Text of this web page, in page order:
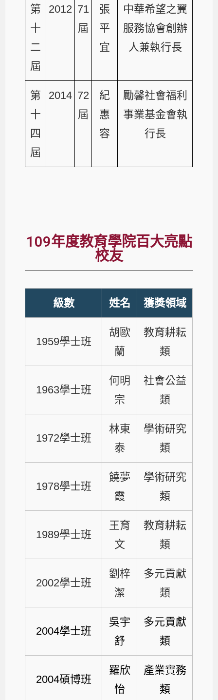
第
十
二
屆
2012 71
屆
張
平
宜
中華希望之翼
服務協會創辦
人兼執行長
第
十
四
屆
2014 72
屆
紀
惠
容
勵馨社會福利
事業基金會執
行長
109年度教育學院百大亮點
校友
級數 姓名 獲獎領域
1959學士班
胡歐
蘭
教育耕耘
類
1963學士班
何明
宗
社會公益
類
1972學士班
林東
泰
學術研究
類
1978學士班
饒夢
霞
學術研究
類
1989學士班
王育
文
教育耕耘
類
2002學士班
劉梓
潔
多元貢獻
類
2004學士班
吳宇
舒
多元貢獻
類
2004碩博班
羅欣
怡
產業實務
類